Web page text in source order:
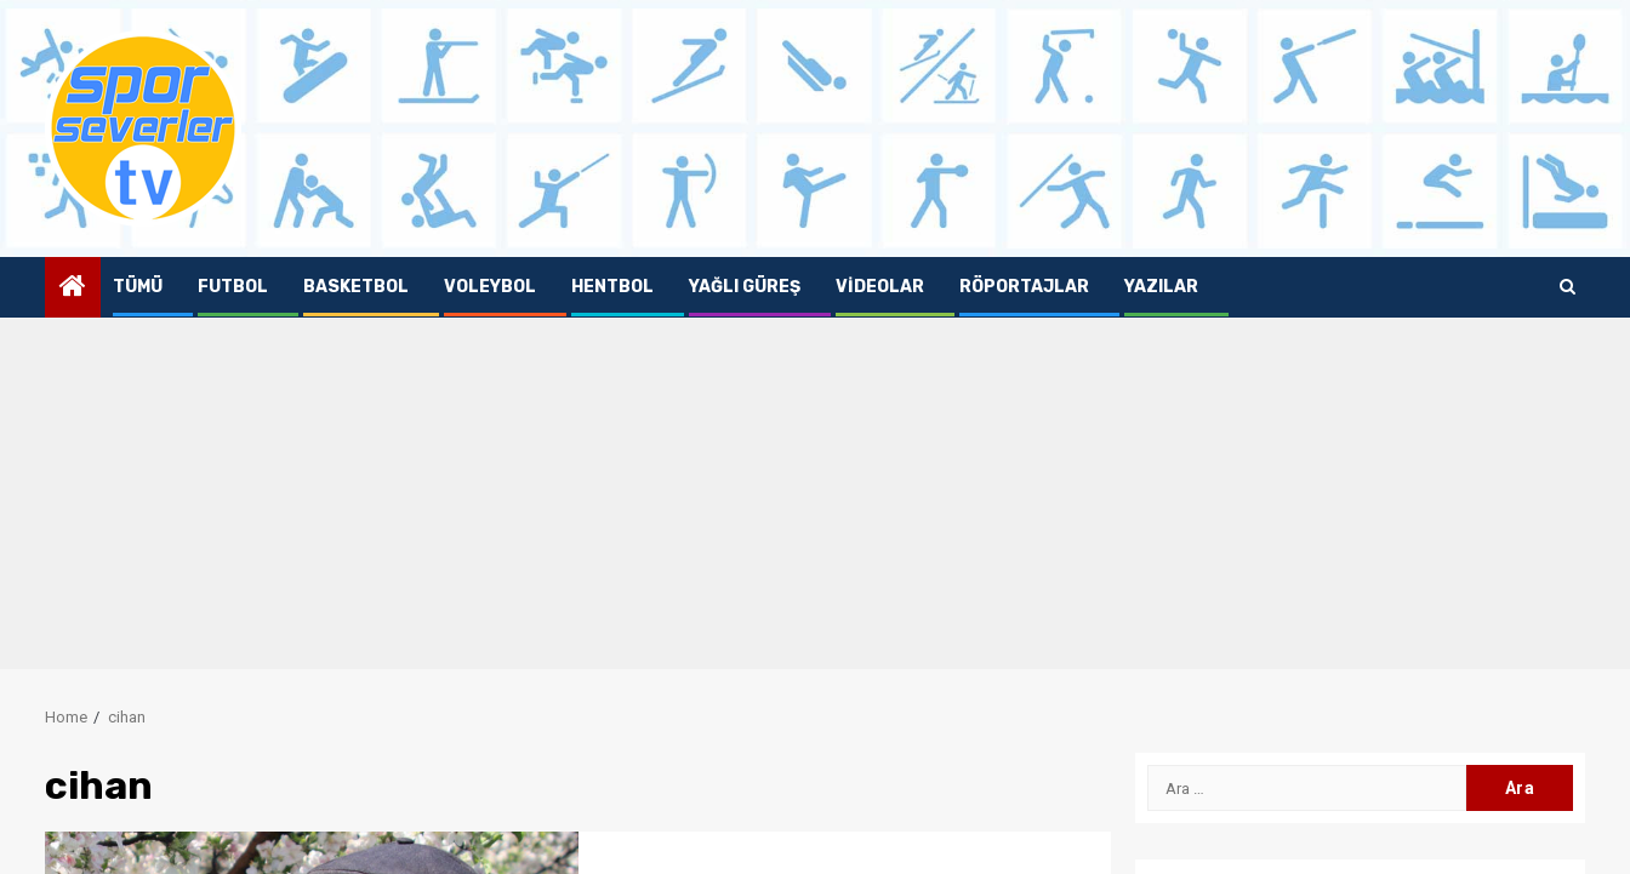
content
TÜMÜ FUTBOL BASKETBOL VOLEYBOL HENTBOL YAĞLI GÜREŞ VIDEOLAR RÖPORTAJLAR YAZILAR
Home cihan
cihan Arama: